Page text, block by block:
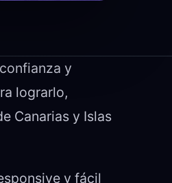
y
lograrlo,
Canarias y Islas
y fácil